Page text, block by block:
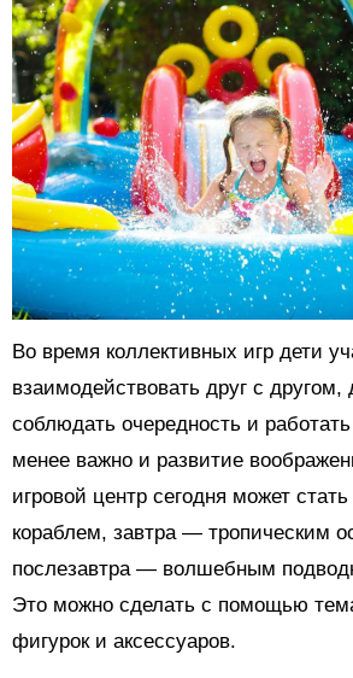
Во время коллективных игр дети
взаимодействовать друг с другом,
соблюдать очередность и
менее важно и развитие
игровой центр сегодня может
кораблем, завтра — тропическим
послезавтра — волшебным
Это можно сделать с помощью
фигурок и аксессуаров.